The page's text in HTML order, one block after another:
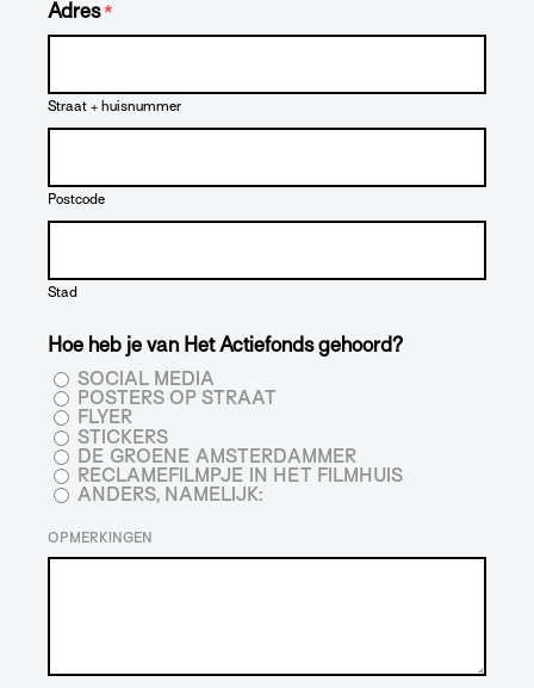
Adres *
Straat + huisnummer
Postcode
Stad
Hoe heb je van Het Actiefonds gehoord?
SOCIAL MEDIA
POSTERS OP STRAAT
FLYER
STICKERS
DE GROENE AMSTERDAMMER
RECLAMEFILMPJE IN HET FILMHUIS
ANDERS, NAMELIJK:
OPMERKINGEN